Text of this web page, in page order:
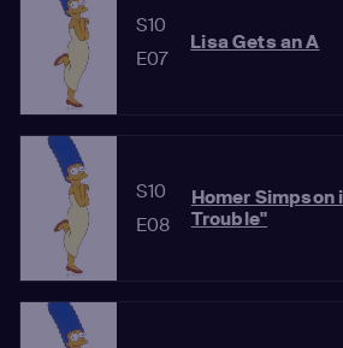
S10
E07
Lisa Gets an A
S10
E08
Homer Simpson
Trouble"